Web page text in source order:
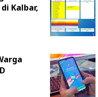
Kalbar,